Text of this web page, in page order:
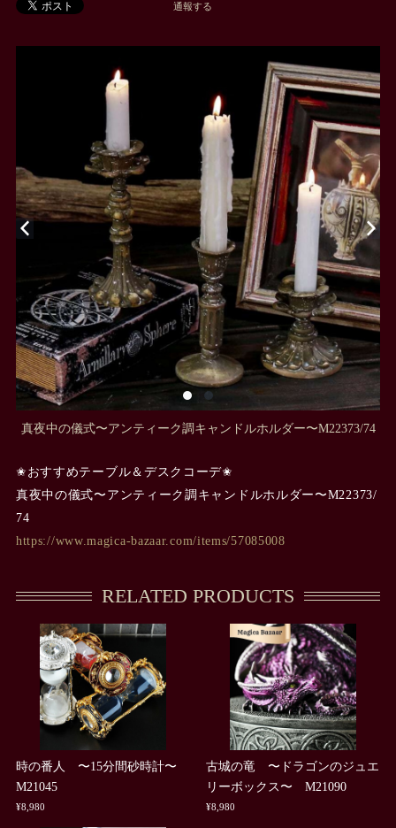
通報する
真夜中の儀式〜アンティーク調キャンドルホルダー〜M22373/74
✬おすすめテーブル＆デスクコーデ✬
真夜中の儀式〜アンティーク調キャンドルホルダー〜M22373/
74
https://www.magica-bazaar.com/items/57085008
RELATED PRODUCTS
時の番人 〜15分間砂時計〜
M21045
¥8,980
古城の竜 〜ドラゴンのジュエ
リーボックス〜 M21090
¥8,980